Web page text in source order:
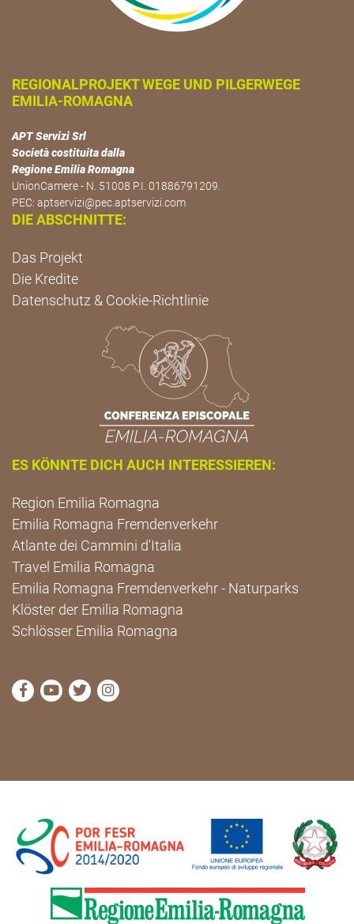
REGIONALPROJEKT WEGE UND PILGERWEGE
EMILIA-ROMAGNA
APT Servizi Srl
Società costituita dalla
Regione Emilia Romagna
UnionCamere - N. 51008 P.I. 01886791209.
PEC: aptservizi@pec.aptservizi.com
DIE ABSCHNITTE:
Das Projekt
Die Kredite
Datenschutz & Cookie-Richtlinie
ES KÖNNTE DICH AUCH INTERESSIEREN:
Region Emilia Romagna
Emilia Romagna Fremdenverkehr
Atlante dei Cammini d'Italia
Travel Emilia Romagna
Emilia Romagna Fremdenverkehr - Naturparks
Klöster der Emilia Romagna
Schlösser Emilia Romagna
die Seite Facebook von Cammini Emilia-Romagna
die Seite YouTube von Cammini Emilia-
die Seite Twitter von Cammini Emilia-
die Seite Instagram von Cammini